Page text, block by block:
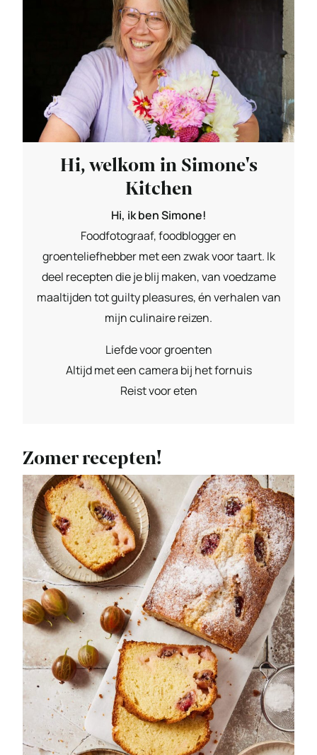
Hi, welkom in Simone's
Kitchen
Hi, ik ben Simone!
Foodfotograaf, foodblogger en
groenteliefhebber met een zwak voor taart. Ik
deel recepten die je blij maken, van voedzame
maaltijden tot guilty pleasures, én verhalen van
mijn culinaire reizen.
Liefde voor groenten
Altijd met een camera bij het fornuis
Reist voor eten
Zomer recepten!